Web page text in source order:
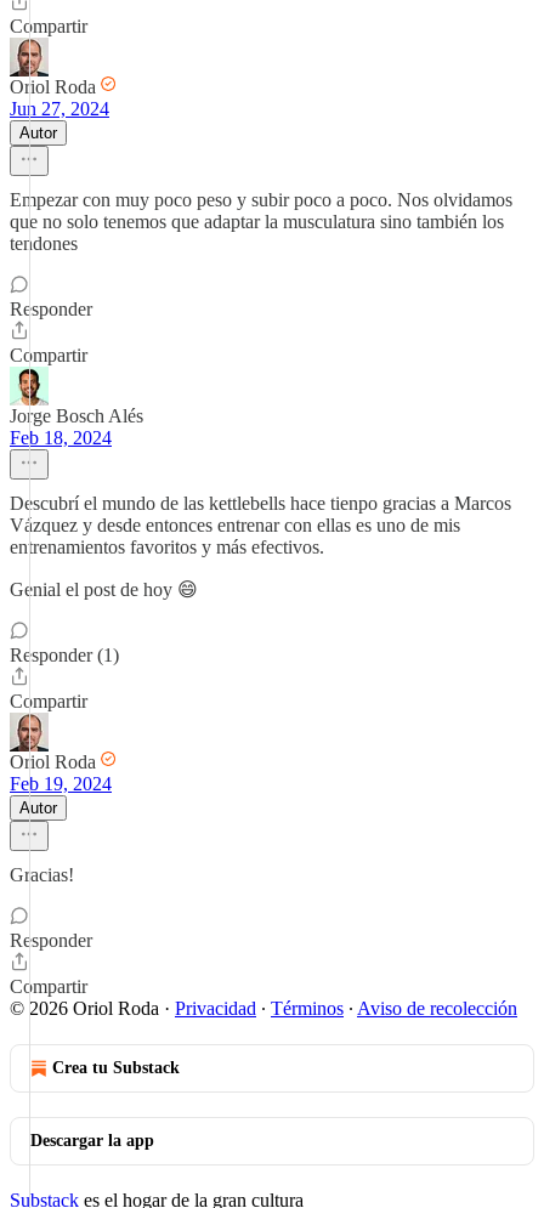
Compartir
Oriol Roda
Jun 27, 2024
Autor
Empezar con muy poco peso y subir poco a poco. Nos olvidamos
que no solo tenemos que adaptar la musculatura sino también los
tendones
Responder
Compartir
Jorge Bosch Alés
Feb 18, 2024
Descubrí el mundo de las kettlebells hace tienpo gracias a Marcos
Vázquez y desde entonces entrenar con ellas es uno de mis
entrenamientos favoritos y más efectivos.
Genial el post de hoy 😄
Responder (1)
Compartir
Oriol Roda
Feb 19, 2024
Autor
Gracias!
Responder
Compartir
© 2026 Oriol Roda · Privacidad ∙ Términos ∙ Aviso de recolección
Crea tu Substack
Descargar la app
Substack es el hogar de la gran cultura